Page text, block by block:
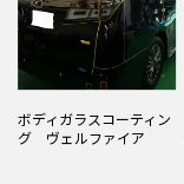
ボディガラスコーティン
グ ヴェルファイア